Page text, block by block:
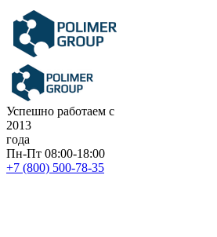
Успешно работаем с
2013
года
Пн-Пт 08:00-18:00
+7 (800) 500-78-35